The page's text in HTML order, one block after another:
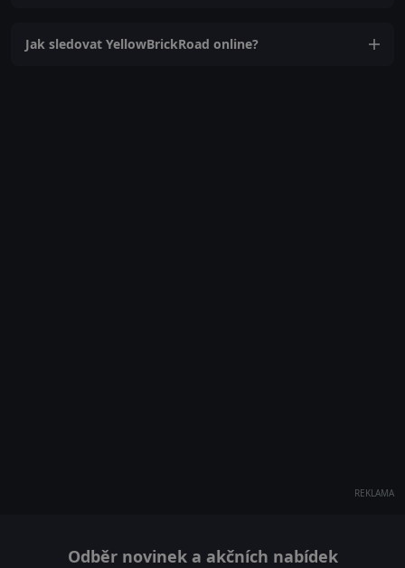
Jak sledovat YellowBrickRoad online?
REKLAMA
Odběr novinek a akčních nabídek